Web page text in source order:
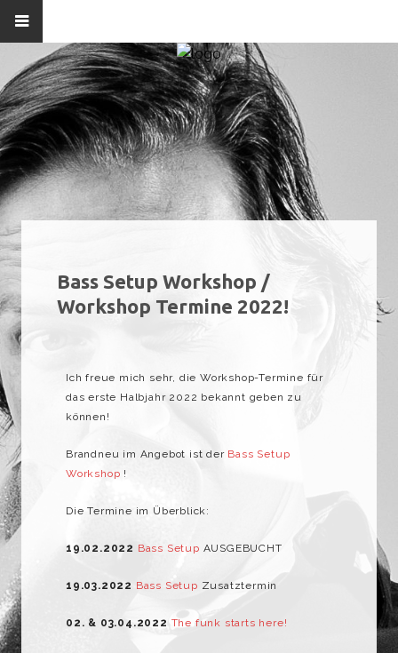
Bass Setup Workshop /
Workshop Termine 2022!
Ich freue mich sehr, die Workshop-Termine für
das erste Halbjahr 2022 bekannt geben zu
können!
Brandneu im Angebot ist der Bass Setup
Workshop !
Die Termine im Überblick:
19.02.2022 Bass Setup AUSGEBUCHT
19.03.2022 Bass Setup Zusatztermin
02. & 03.04.2022 The funk starts here!